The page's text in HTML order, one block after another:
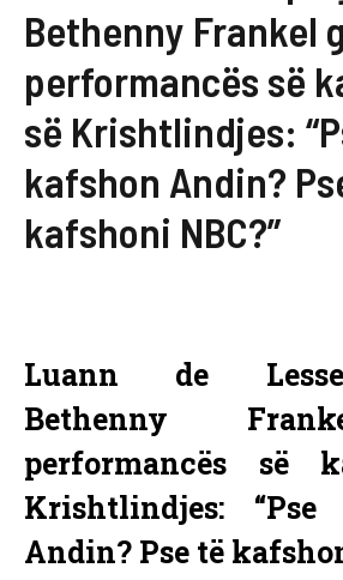
Bethenny Frankel
performancës së
së Krishtlindjes:
kafshon Andin?
kafshoni NBC?”
Luann de
Bethenny
performancës së
Krishtlindjes:
Andin? Pse të